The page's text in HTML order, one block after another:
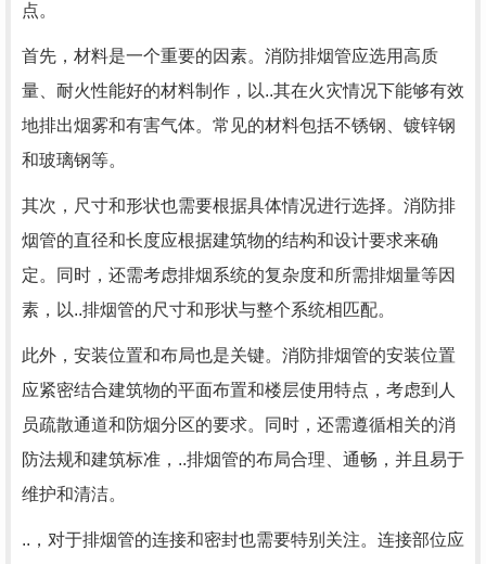
点。
首先，材料是一个重要的因素。消防排烟管应选用高质
量、耐火性能好的材料制作，以..其在火灾情况下能够有效
地排出烟雾和有害气体。常见的材料包括不锈钢、镀锌钢
和玻璃钢等。
其次，尺寸和形状也需要根据具体情况进行选择。消防排
烟管的直径和长度应根据建筑物的结构和设计要求来确
定。同时，还需考虑排烟系统的复杂度和所需排烟量等因
素，以..排烟管的尺寸和形状与整个系统相匹配。
此外，安装位置和布局也是关键。消防排烟管的安装位置
应紧密结合建筑物的平面布置和楼层使用特点，考虑到人
员疏散通道和防烟分区的要求。同时，还需遵循相关的消
防法规和建筑标准，..排烟管的布局合理、通畅，并且易于
维护和清洁。
..，对于排烟管的连接和密封也需要特别关注。连接部位应